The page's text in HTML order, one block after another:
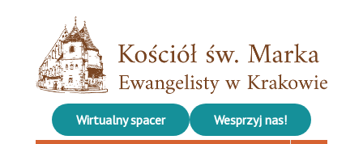
Wirtualny spacer Wesprzyj nas!